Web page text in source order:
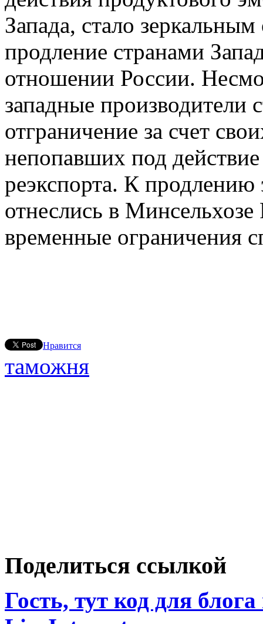
Запада, стало
продление странами
отношении России.
западные производители
отграничение за счет
непопавших под
реэкспорта. К
отнеслись в
временные ограничения
Нравится
таможня
Поделиться ссылкой
Гость, тут код для